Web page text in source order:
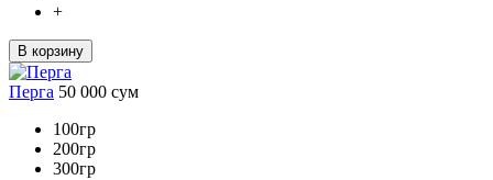
+
В корзину
Перга 50 000 сум
100гр
200гр
300гр